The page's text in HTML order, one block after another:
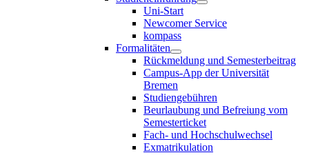
Uni-Start
Newcomer Service
kompass
Formalitäten
Rückmeldung und Semesterbeitrag
Campus-App der Universität
Bremen
Studiengebühren
Beurlaubung und Befreiung vom
Semesterticket
Fach- und Hochschulwechsel
Exmatrikulation